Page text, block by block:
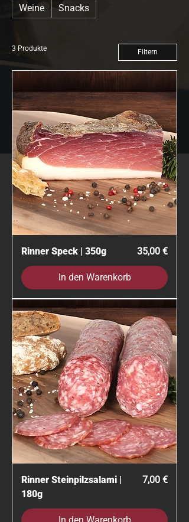
Weine Snacks
3 Produkte Filtern
Rinner Speck | 350g Preis
35,00 €
In den Warenkorb
Rinner Steinpilzsalami |
180g
Preis
7,00 €
In den Warenkorb